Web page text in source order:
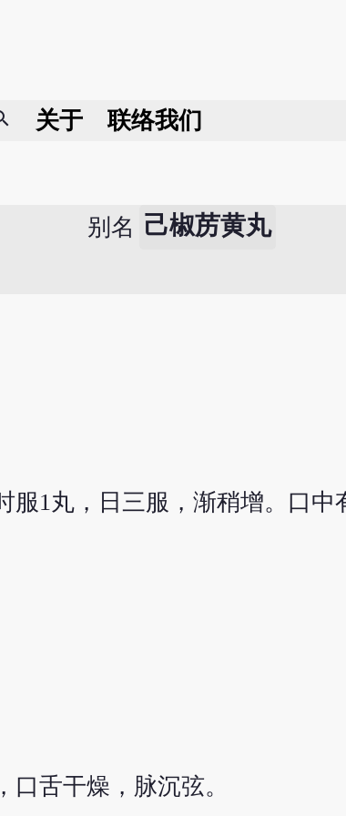
关于 联络我们
别名 己椒苈黄丸
1丸，日三服，渐稍增。口中
舌干燥，脉沉弦。